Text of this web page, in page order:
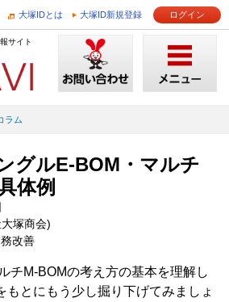
大塚IDとは 大塚ID新規登録 ログイン
サイト
ラム
グルE-BOM・マルチ
体例
塚商会)
改善
チM-BOMの考え方の基本を理解し
もとにもう少し掘り下げてみましょ